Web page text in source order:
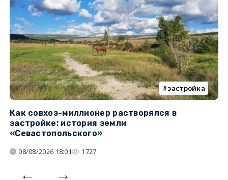
застройка
Как совхоз-миллионер растворялся в
застройке: история земли
«Севастопольского»
08/08/2026 18:01 1727